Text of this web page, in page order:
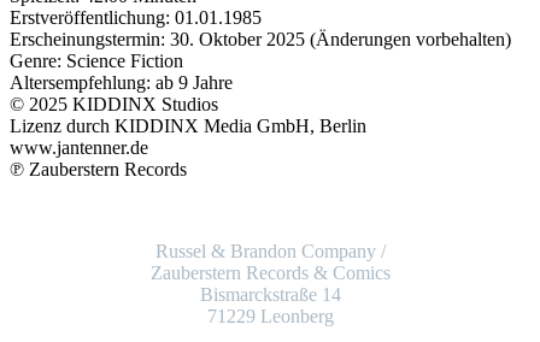
Erstveröffentlichung: 01.01.1985
Erscheinungstermin: 30. Oktober 2025 (Änderungen vorbehalten)
Genre: Science Fiction
Altersempfehlung: ab 9 Jahre
© 2025 KIDDINX Studios
Lizenz durch KIDDINX Media GmbH, Berlin
www.jantenner.de
℗ Zauberstern Records
Russel & Brandon Company /
Zauberstern Records & Comics
Bismarckstraße 14
71229 Leonberg